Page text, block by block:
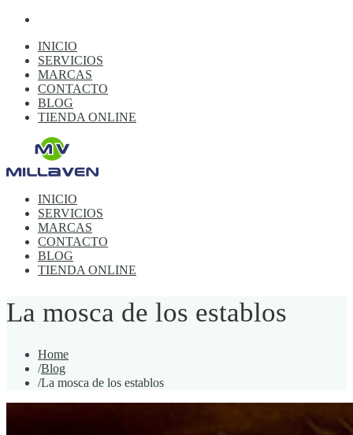
INICIO
SERVICIOS
MARCAS
CONTACTO
BLOG
TIENDA ONLINE
INICIO
SERVICIOS
MARCAS
CONTACTO
BLOG
TIENDA ONLINE
La mosca de los establos
Home
/Blog
/La mosca de los establos